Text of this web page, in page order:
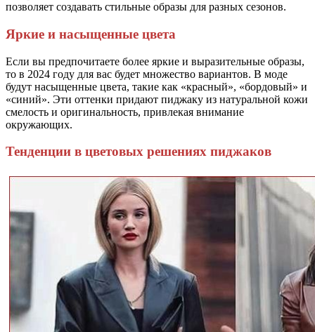
позволяет создавать стильные образы для разных сезонов.
Яркие и насыщенные цвета
Если вы предпочитаете более яркие и выразительные образы,
то в 2024 году для вас будет множество вариантов. В моде
будут насыщенные цвета, такие как «красный», «бордовый» и
«синий». Эти оттенки придают пиджаку из натуральной кожи
смелость и оригинальность, привлекая внимание
окружающих.
Тенденции в цветовых решениях пиджаков